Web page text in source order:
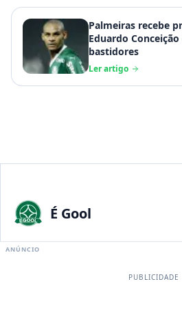
Palmeiras recebe
Eduardo
bastidores
Ler artigo
É Gool
A maior paixão nacional merece a
ANÚNCIO
PUBLICIDADE